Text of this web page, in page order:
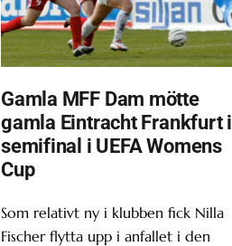
Gamla MFF Dam mötte
gamla Eintracht Frankfurt i
semifinal i UEFA Womens
Cup
Som relativt ny i klubben fick Nilla
Fischer flytta upp i anfallet i den